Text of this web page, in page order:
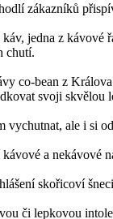
zákazníků
jedna z kávové
chutí.
co-bean z
svoji
vychutnat, ale i si
a nekávové
skořicoví
či lepkovou